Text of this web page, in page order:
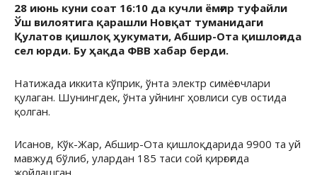
28 июнь куни соат 16:10 да кучли ёмғир туфайли
Ўш вилоятига қарашли Новқат туманидаги
Қулатов қишлоқ ҳукумати, Абшир-Ота қишлоғида
сел юрди. Бу ҳақда ФВВ хабар берди.
Натижада иккита кўприк, ўнта электр симёғочлари
қулаган. Шунингдек, ўнта уйнинг ҳовлиси сув остида
қолган.
Исанов, Кўк-Жар, Абшир-Ота қишлоқдарида 9900 та уй
мавжуд бўлиб, улардан 185 таси сой қирғоғида
жойлашган.